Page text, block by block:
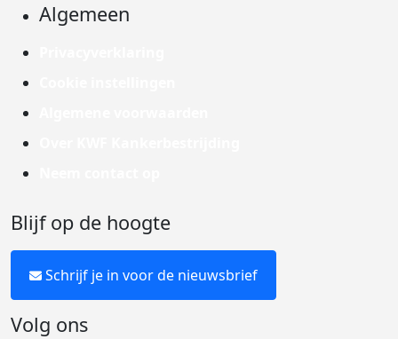
Algemeen
Blijf op de hoogte
Schrijf je in voor de nieuwsbrief
Volg ons